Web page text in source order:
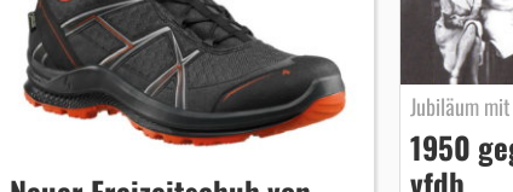
Jubiläum
1950